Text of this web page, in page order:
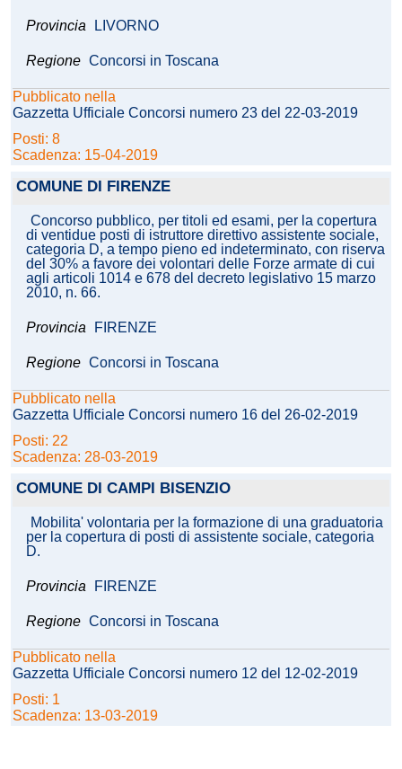
Provincia LIVORNO
Regione Concorsi in Toscana
Pubblicato nella
Gazzetta Ufficiale Concorsi numero 23 del 22-03-2019
Posti: 8
Scadenza: 15-04-2019
COMUNE DI FIRENZE
Concorso pubblico, per titoli ed esami, per la copertura
di ventidue posti di istruttore direttivo assistente sociale,
categoria D, a tempo pieno ed indeterminato, con riserva
del 30% a favore dei volontari delle Forze armate di cui
agli articoli 1014 e 678 del decreto legislativo 15 marzo
2010, n. 66.
Provincia FIRENZE
Regione Concorsi in Toscana
Pubblicato nella
Gazzetta Ufficiale Concorsi numero 16 del 26-02-2019
Posti: 22
Scadenza: 28-03-2019
COMUNE DI CAMPI BISENZIO
Mobilita' volontaria per la formazione di una graduatoria
per la copertura di posti di assistente sociale, categoria
D.
Provincia FIRENZE
Regione Concorsi in Toscana
Pubblicato nella
Gazzetta Ufficiale Concorsi numero 12 del 12-02-2019
Posti: 1
Scadenza: 13-03-2019